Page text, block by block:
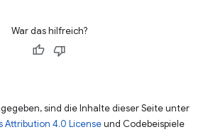
War das hilfreich?
sind die Inhalte dieser Seite unter
Attribution 4.0 Licenseund Codebeispiele